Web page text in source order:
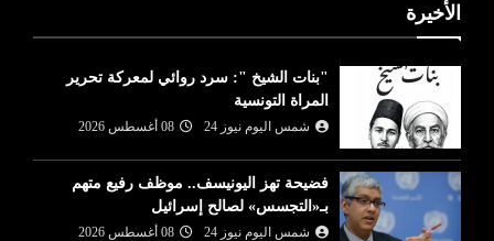
الأخيرة
"بنات الشيخ ": سرد روائي لمعركة تحرير
المراة التونسية
شمس اليوم نيوز 24 08 أغسطس 2026
فضيحة تهز اليونيسف.. موظف رفيع متهم
بـ«التجسس» لصالح إسرائيل
شمس اليوم نيوز 24 08 أغسطس 2026